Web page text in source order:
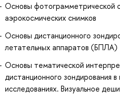
Основы фотограмметрической
аэрокосмических снимков
Основы дистанционного
летательных аппаратов (БПЛА)
Основы тематической
дистанционного зондирования в
исследованиях. Визуальное